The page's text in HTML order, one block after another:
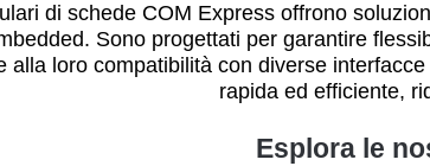
di schede COM Express offrono
Sono progettati per garantire
alla loro compatibilità con diverse
rapida ed efficiente,
Esplora le